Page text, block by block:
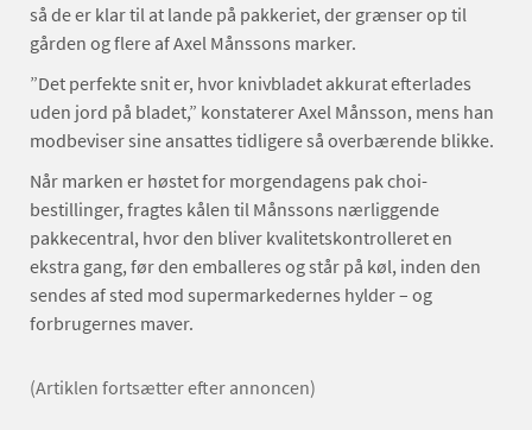
så de er klar til at lande på pakkeriet, der grænser op til
gården og flere af Axel Månssons marker.
”Det perfekte snit er, hvor knivbladet akkurat efterlades
uden jord på bladet,” konstaterer Axel Månsson, mens han
modbeviser sine ansattes tidligere så overbærende blikke.
Når marken er høstet for morgendagens pak choi-
bestillinger, fragtes kålen til Månssons nærliggende
pakkecentral, hvor den bliver kvalitetskontrolleret en
ekstra gang, før den emballeres og står på køl, inden den
sendes af sted mod supermarkedernes hylder – og
forbrugernes maver.
(Artiklen fortsætter efter annoncen)